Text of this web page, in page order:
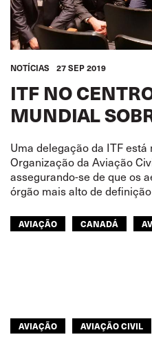
NOTÍCIAS 27 SEP 2019
ITF NO
MUNDIAL
Uma delegação da ITF está
Organização da Aviação
assegurando-se de que os
órgão mais alto de
AVIAÇÃO CANADÁ
AVIAÇÃO AVIAÇÃO CIVIL